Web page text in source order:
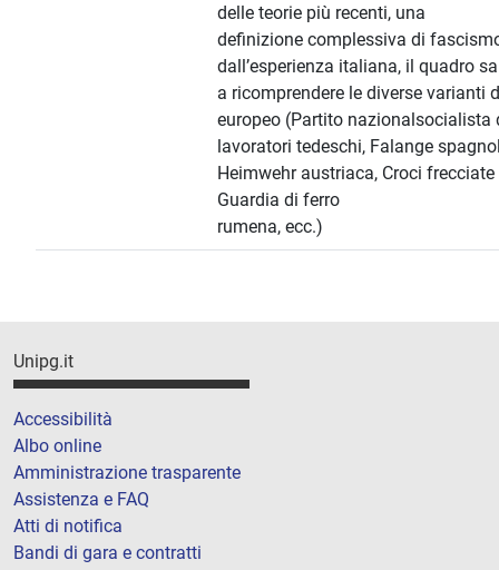
delle teorie più recenti, una
definizione complessiva di
dall’esperienza italiana, il quadro
a ricomprendere le diverse varianti
europeo (Partito nazionalsocialista
lavoratori tedeschi, Falange
Heimwehr austriaca, Croci frecciate
Guardia di ferro
rumena, ecc.)
Unipg.it
Accessibilità
Albo online
Amministrazione trasparente
Assistenza e FAQ
Atti di notifica
Bandi di gara e contratti